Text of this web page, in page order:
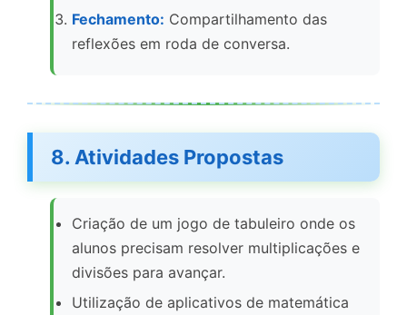
Fechamento: Compartilhamento das
reflexões em roda de conversa.
8. Atividades Propostas
Criação de um jogo de tabuleiro onde os
alunos precisam resolver multiplicações e
divisões para avançar.
Utilização de aplicativos de matemática